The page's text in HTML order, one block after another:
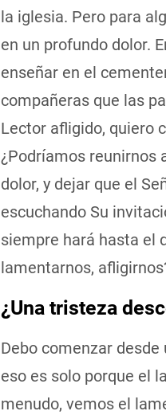
la iglesia. Pero para
en un profundo dolor.
enseñar en el
compañeras que las
Lector afligido, quiero
¿Podríamos reunirnos
dolor, y dejar que el
escuchando Su
siempre hará hasta el
lamentarnos,
¿Una tristeza
Debo comenzar
eso es solo porque el
menudo, vemos el